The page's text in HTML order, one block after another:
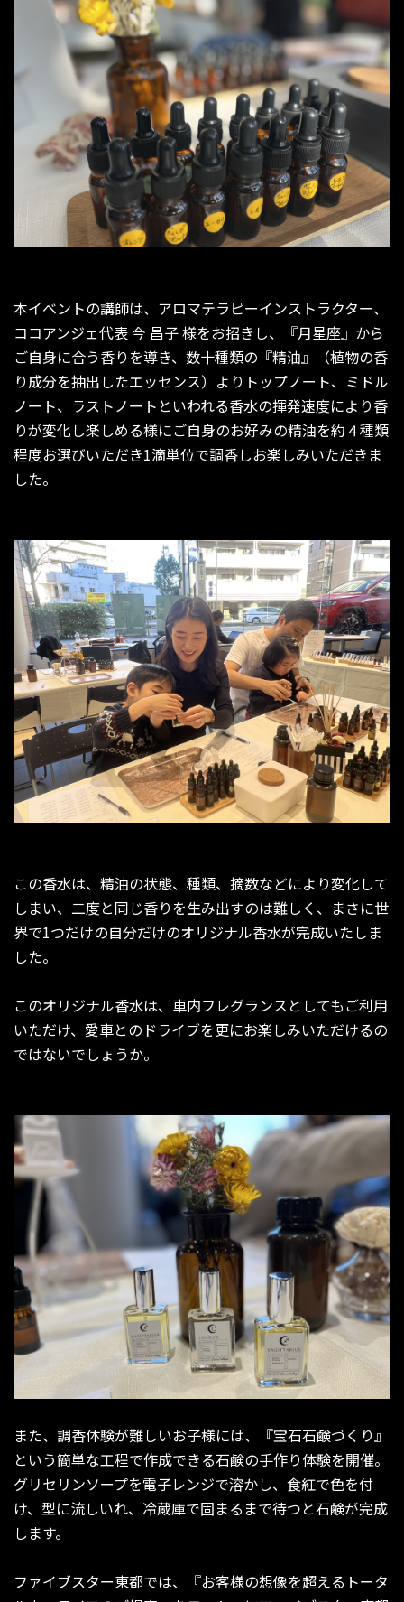
本イベントの講師は、アロマテラピーインストラクター、
ココアンジェ代表 今 昌子 様をお招きし、『月星座』から
ご自身に合う香りを導き、数十種類の『精油』（植物の香
り成分を抽出したエッセンス）よりトップノート、ミドル
ノート、ラストノートといわれる香水の揮発速度により香
りが変化し楽しめる様にご自身のお好みの精油を約４種類
程度お選びいただき1滴単位で調香しお楽しみいただきま
した。
この香水は、精油の状態、種類、摘数などにより変化して
しまい、二度と同じ香りを生み出すのは難しく、まさに世
界で1つだけの自分だけのオリジナル香水が完成いたしま
した。
このオリジナル香水は、車内フレグランスとしてもご利用
いただけ、愛車とのドライブを更にお楽しみいただけるの
ではないでしょうか。
また、調香体験が難しいお子様には、『宝石石鹸づくり』
という簡単な工程で作成できる石鹸の手作り体験を開催。
グリセリンソープを電子レンジで溶かし、食紅で色を付
け、型に流しいれ、冷蔵庫で固まるまで待つと石鹸が完成
します。
ファイブスター東都では、『お客様の想像を超えるトータ